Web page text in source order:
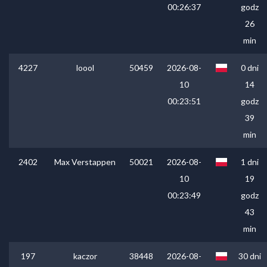
00:26:37
godz
26
min
4227 loool 50459
2026-08-
10
00:23:51
0 dni
14
godz
39
min
2402 Max Verstappen 50021
2026-08-
10
00:23:49
1 dni
19
godz
43
min
197 kaczor 38448 2026-08- 30 dni